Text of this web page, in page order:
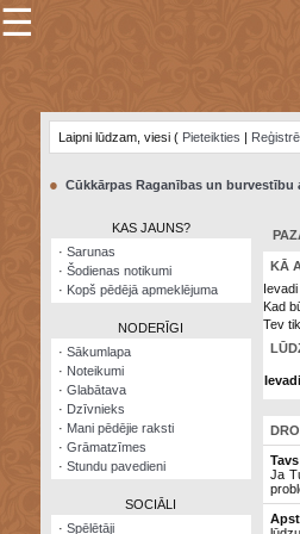
×
Šodienas
Visatcera
almanahs
☰
Laipni lūdzam, viesi ( Pieteikties |
● Cūkkārpas Raganības un burvestību
KAS JAUNS?
· Sarunas
· Šodienas notikumi
· Kopš pēdējā apmeklējuma
NODERĪGI
· Sākumlapa
· Noteikumi
· Glabātava
· Dzīvnieks
· Mani pēdējie raksti
· Grāmatzīmes
· Stundu pavedieni
SOCIĀLI
· Spēlētāji
KĀ
Kad
Tev
Ja